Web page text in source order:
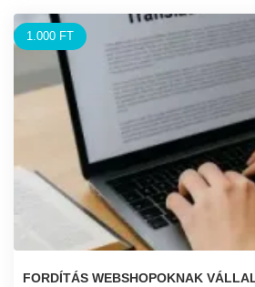
1.000 FT
FORDÍTÁS WEBSHOPOKNAK